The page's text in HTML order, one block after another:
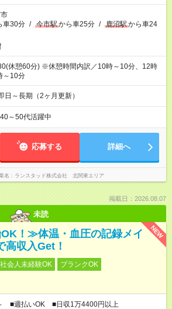
車30分 / 今市駅から車25分 / 鹿沼駅から車24
休憩60分) ※休憩時間内訳／10時～10分、12時
～10分
日～長期（2ヶ月更新）
40～50代活躍中
応募する 詳細へ
名 ランスタッド株式会社 北関東エリア
掲載日：2026.08.07
未読
NEW
！≫体温・血圧の記録メイ
高収入Get！
社会人未経験OK
ブランクOK
■週払いOK ■日収1万4400円以上